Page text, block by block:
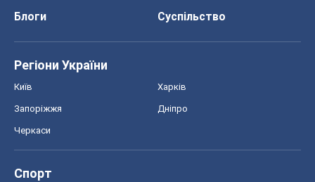
Блоги
Суспільство
Регіони України
Київ Харків
Запоріжжя Дніпро
Черкаси
Спорт